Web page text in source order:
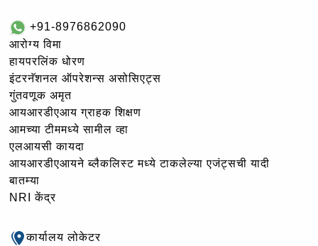
+91-8976862090
आरोग्य विमा
हायपरलिंक धोरण
इंटरनॅशनल ऑपरेशन्स असोसिएट्स
गुंतवणूक अमृत
आयआरडीएआय ग्राहक शिक्षण
आमच्या टीममध्ये सामील व्हा
एलआयसी कायदा
आयआरडीएआयने ब्लैकलिस्ट मध्ये टाकलेल्या एजंट्सची यादी
बातम्या
NRI केंद्र
कार्यालय लोकेटर